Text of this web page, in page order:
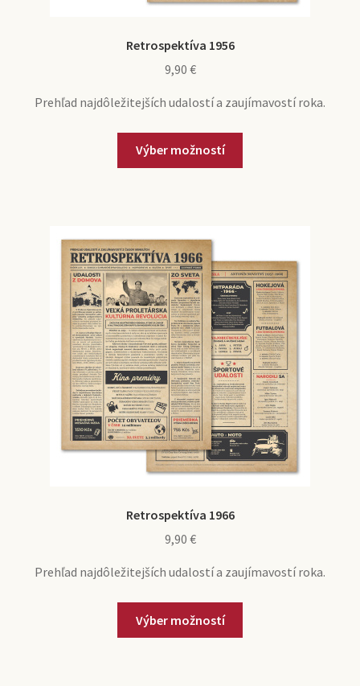
Retrospektíva 1956
9,90 €
Prehľad najdôležitejších udalostí a zaujímavostí roka.
Výber možností
Retrospektíva 1966
9,90 €
Prehľad najdôležitejších udalostí a zaujímavostí roka.
Výber možností